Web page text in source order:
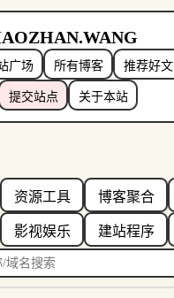
广场 所有博客 推荐好文
提交站点 关于本站
资源工具 博客聚合
影视娱乐 建站程序